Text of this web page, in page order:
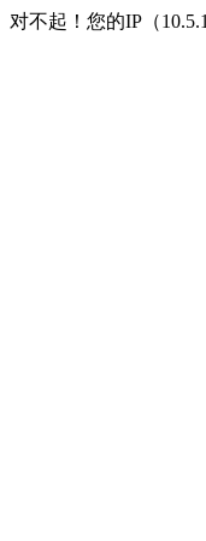
对不起！您的IP（